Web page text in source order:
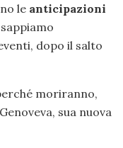
le anticipazioni
dopo il salto
moriranno,
sua nuova